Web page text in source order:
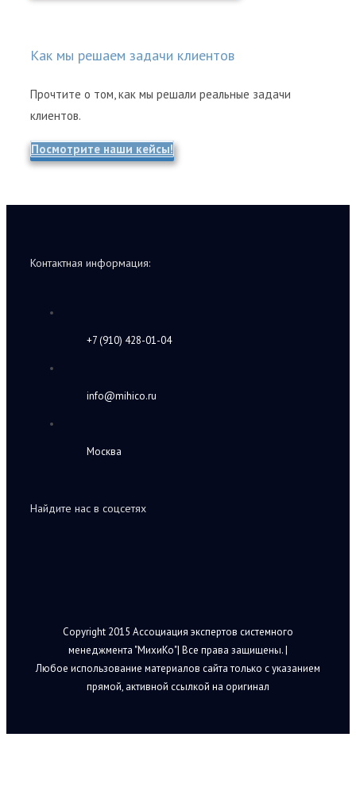
Как мы решаем задачи клиентов
Прочтите о том, как мы решали реальные задачи
клиентов.
Посмотрите наши кейсы!
Контактная информация:
+7 (910) 428-01-04
info@mihico.ru
Москва
Найдите нас в соцсетях
Copyright 2015 Ассоциация экспертов системного
менеджмента "МихиКо"| Все права защищены. |
Любое использование материалов сайта только с указанием
прямой, активной ссылкой на оригинал